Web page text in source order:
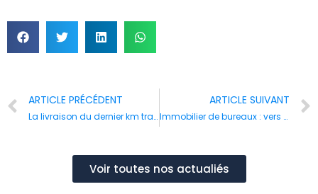
ARTICLE PRÉCÉDENT
La livraison du dernier km transforme la logistique urbaine
ARTICLE SUIVANT
Immobilier de bureaux : vers des espaces de travail plus durables
Voir toutes nos actualiés